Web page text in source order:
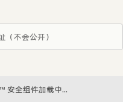
安全组件加载中...